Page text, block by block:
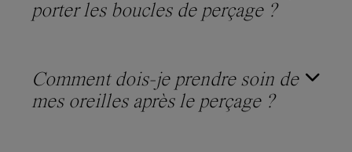
porter les boucles de perçage ?
Comment dois-je prendre soin de
mes oreilles après le perçage ?